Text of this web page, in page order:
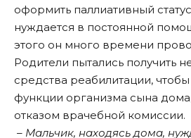
оформить паллиативный
нуждается в постоянной
этого он много времени
Родители пытались получить
средства реабилитации,
функции организма сына
отказом врачебной комиссии.
– Мальчик, находясь дома,